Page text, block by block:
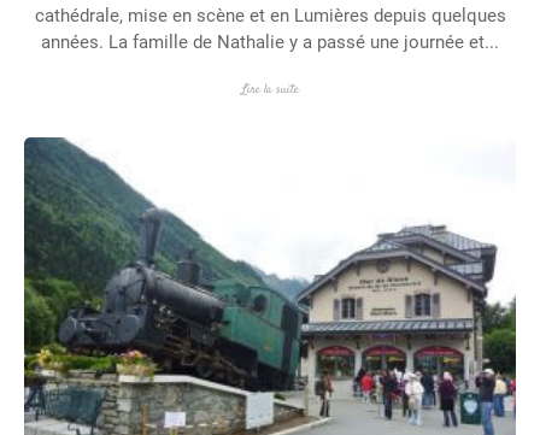
cathédrale, mise en scène et en Lumières depuis quelques
années. La famille de Nathalie y a passé une journée et...
Lire la suite